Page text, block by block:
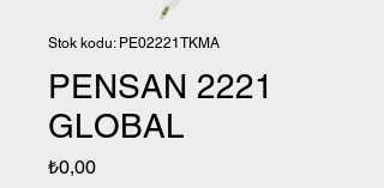
Stok kodu: PE02221TKMA
PENSAN 2221
GLOBAL
₺0,00Fiyat